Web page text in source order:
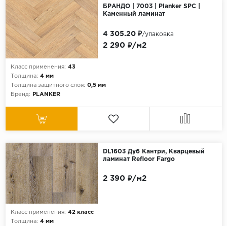
БРАНДО | 7003 | Planker SPC |
Каменный ламинат
Класс применения: 43
Толщина: 4 мм
Толщина защитного слоя: 0,5 мм
Бренд:
PLANKER
2 290 ₽/м2
4 305.20 ₽/упаковка
DL1603 Дуб Кантри, Кварцевый
ламинат Refloor Fargo
Класс применения: 42 класс
Толщина: 4 мм
2 390 ₽/м2